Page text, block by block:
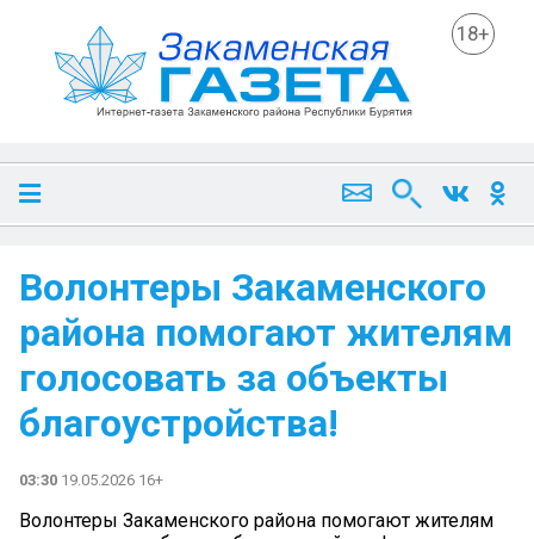
18+
Волонтеры Закаменского
района помогают жителям
голосовать за объекты
благоустройства!
03:30 19.05.2026 16+
Волонтеры Закаменского района помогают жителям